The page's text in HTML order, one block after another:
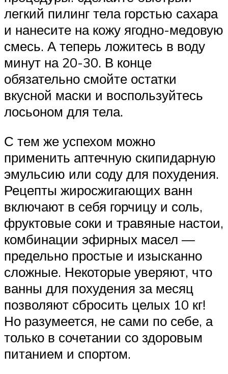
легкий пилинг тела горстью сахара
и нанесите на кожу ягодно-медовую
смесь. А теперь ложитесь в воду
минут на 20-30. В конце
обязательно смойте остатки
вкусной маски и воспользуйтесь
лосьоном для тела.
С тем же успехом можно
применить аптечную скипидарную
эмульсию или соду для похудения.
Рецепты жиросжигающих ванн
включают в себя горчицу и соль,
фруктовые соки и травяные настои,
комбинации эфирных масел —
предельно простые и изысканно
сложные. Некоторые уверяют, что
ванны для похудения за месяц
позволяют сбросить целых 10 кг!
Но разумеется, не сами по себе, а
только в сочетании со здоровым
питанием и спортом.